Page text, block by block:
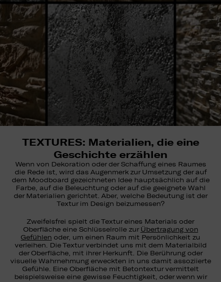
TEXTURES: Materialien, die eine
Geschichte erzählen
Wenn von Dekoration oder der Schaffung eines Raumes
die Rede ist, wird das Augenmerk zur Umsetzung der auf
dem Moodboard gezeichneten Idee hauptsächlich auf die
Farbe, auf die Beleuchtung oder auf die geeignete Wahl
der Materialien gerichtet. Aber, welche Bedeutung ist der
Textur im Design beizumessen?
Zweifelsfrei spielt die Textur eines Materials oder
Oberfläche eine Schlüsselrolle zur Übertragung von
Gefühlen oder, um einen Raum mit Persönlichkeit zu
verleihen. Die Textur verbindet uns mit dem Materialbild
der Oberfläche, mit ihrer Herkunft. Die Berührung oder
visuelle Wahrnehmung erweckten in uns damit assoziierte
Gefühle. Eine Oberfläche mit Betontextur vermittelt
beispielsweise eine gewisse Feuchtigkeit, oder wenn wir